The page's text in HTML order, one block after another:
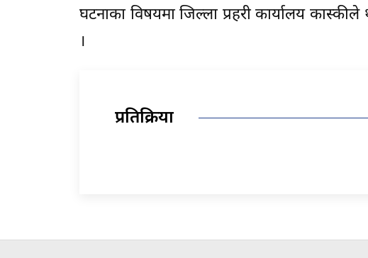
घटनाका विषयमा जिल्ला प्रहरी कार्यालय
।
प्रतिक्रिया